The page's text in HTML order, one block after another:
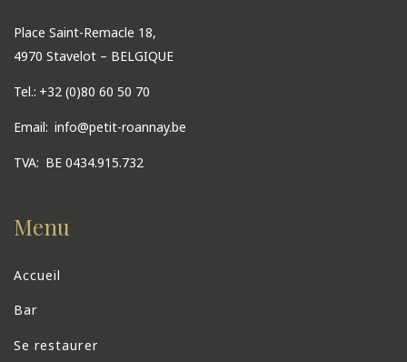
Place Saint-Remacle 18,
4970 Stavelot – BELGIQUE
Tel.: +32 (0)80 60 50 70
Email: info@petit-roannay.be
TVA: BE 0434.915.732
Menu
Accueil
Bar
Se restaurer